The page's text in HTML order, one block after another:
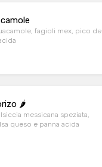
fagioli mex, pico de
🌶️
messicana speziata,
queso e panna acida